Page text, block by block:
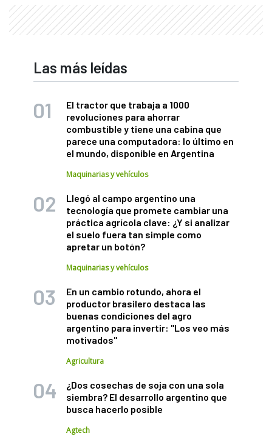
Las más leídas
El tractor que trabaja a 1000
revoluciones para ahorrar
combustible y tiene una cabina que
parece una computadora: lo último en
el mundo, disponible en Argentina
Maquinarias y vehículos
Llegó al campo argentino una
tecnología que promete cambiar una
práctica agrícola clave: ¿Y si analizar
el suelo fuera tan simple como
apretar un botón?
Maquinarias y vehículos
En un cambio rotundo, ahora el
productor brasilero destaca las
buenas condiciones del agro
argentino para invertir: "Los veo más
motivados"
Agricultura
¿Dos cosechas de soja con una sola
siembra? El desarrollo argentino que
busca hacerlo posible
Agtech